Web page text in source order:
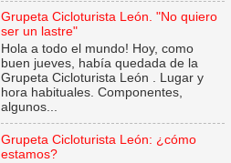
Grupeta Cicloturista León. "No quiero
ser un lastre"
Hola a todo el mundo! Hoy, como
buen jueves, había quedada de la
Grupeta Cicloturista León . Lugar y
hora habituales. Componentes,
algunos...
Grupeta Cicloturista León: ¿cómo
estamos?